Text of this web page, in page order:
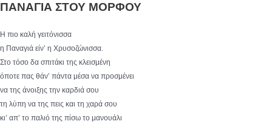
ΠΑΝΑΓΙΑ ΣΤΟΥ ΜΟΡΦΟΥ
Η πιο καλή γειτόνισσα
η Παναγιά είν’ η Χρυσοζώνισσα.
Στο τόσο δα σπιτάκι της κλεισμένη
όποτε πας θάν’ πάντα μέσα να προσμένει
να της άνοιξης την καρδιά σου
τη λύπη να της πεις και τη χαρά σου
κι’ απ’ το παλιό της πίσω το μανουάλι